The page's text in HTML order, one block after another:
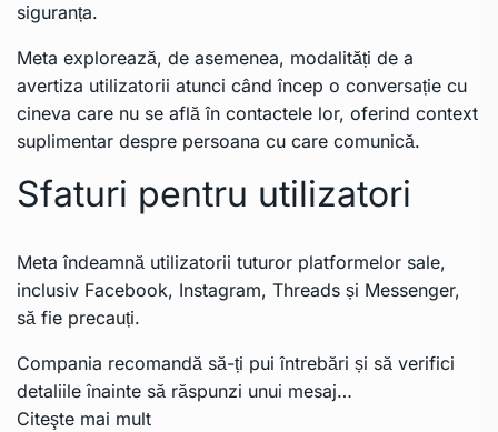
siguranța.
Meta explorează, de asemenea, modalități de a
avertiza utilizatorii atunci când încep o conversație cu
cineva care nu se află în contactele lor, oferind context
suplimentar despre persoana cu care comunică.
Sfaturi pentru utilizatori
Meta îndeamnă utilizatorii tuturor platformelor sale,
inclusiv Facebook, Instagram, Threads și Messenger,
să fie precauți.
Compania recomandă să-ți pui întrebări și să verifici
detaliile înainte să răspunzi unui mesaj…
Citeşte mai mult